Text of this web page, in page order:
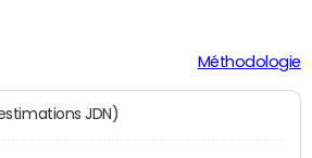
Méthodologie
: estimations JDN)